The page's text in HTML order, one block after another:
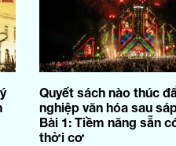
Quyết sách nào thúc
nghiệp văn hóa sau
Bài 1: Tiềm năng sẵn
thời cơ